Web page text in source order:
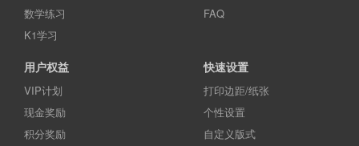
数学练习
K1学习
FAQ
用户权益
VIP计划
现金奖励
积分奖励
快速设置
打印边距/纸张
个性设置
自定义版式